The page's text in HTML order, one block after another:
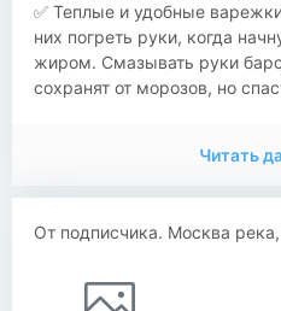
✅ Теплые и удобные
них погреть руки, когда
жиром. Смазывать руки
сохранят от морозов, но
Читать
От подписчика. Москва